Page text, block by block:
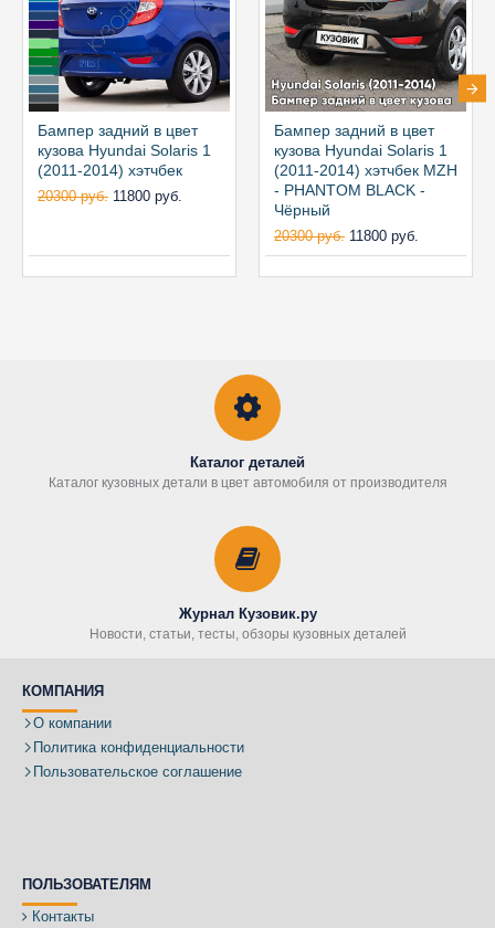
Бампер задний в цвет
кузова Hyundai Solaris 1
(2011-2014) хэтчбек
20300 руб. 11800 руб.
Бампер задний в цвет
кузова Hyundai Solaris 1
(2011-2014) хэтчбек MZH
- PHANTOM BLACK -
Чёрный
20300 руб. 11800 руб.
Каталог деталей
Каталог кузовных детали в цвет автомобиля от производителя
Журнал Кузовик.ру
Новости, статьи, тесты, обзоры кузовных деталей
КОМПАНИЯ
О компании
Политика конфиденциальности
Пользовательское соглашение
ПОЛЬЗОВАТЕЛЯМ
Контакты